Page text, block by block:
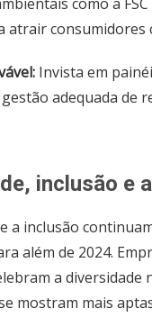
atrair consumidores
Invista em
adequada de
inclusão e
a inclusão
além de 2024.
a
mostram mais